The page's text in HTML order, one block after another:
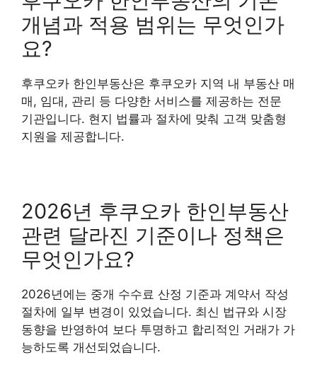
개념과 적용 범위는 무엇인가
요?
후쿠오카 한인부동산은 후쿠오카 지역 내 부동산 매
매, 임대, 관리 등 다양한 서비스를 제공하는 전문
기관입니다. 현지 법률과 절차에 맞춰 고객 맞춤형
지원을 제공합니다.
2026년 후쿠오카 한인부동산
관련 달라진 기준이나 정책은
무엇인가요?
2026년에는 중개 수수료 산정 기준과 계약서 작성
절차에 일부 변경이 있었습니다. 최신 법규와 시장
동향을 반영하여 보다 투명하고 합리적인 거래가 가
능하도록 개선되었습니다.